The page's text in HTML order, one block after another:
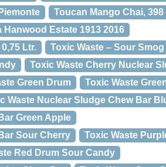
Toucan Mango Chai, 398
Hanwood Estate 1913 2016
Ltr.
Toxic Waste – Sour
Toxic Waste Cherry Nuclear
Green Drum
Toxic Waste
Waste Nuclear Sludge Chew Bar
Green Apple
Sour Cherry
Toxic Waste
Red Drum Sour Candy